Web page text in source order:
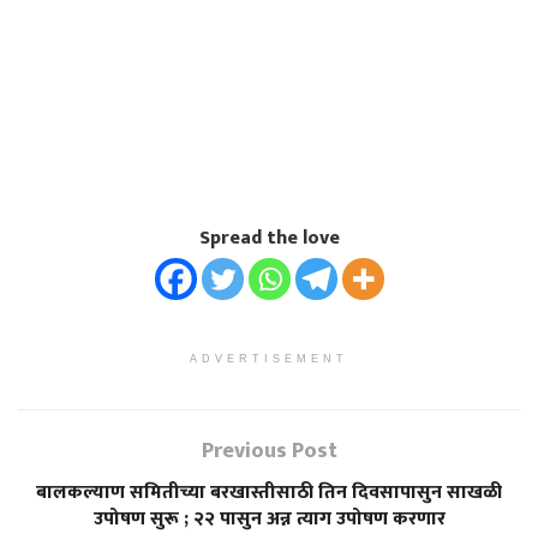
Spread the love
ADVERTISEMENT
Previous Post
बालकल्याण समितीच्या बरखास्तीसाठी तिन दिवसापासुन साखळी
उपोषण सुरू ; २२ पासुन अन्न त्याग उपोषण करणार